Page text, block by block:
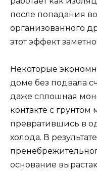
после попадания
организованного
этот эффект
Некоторые
доме без подвала
даже сплошная
контакте с
превратившись в
холода. В
основание